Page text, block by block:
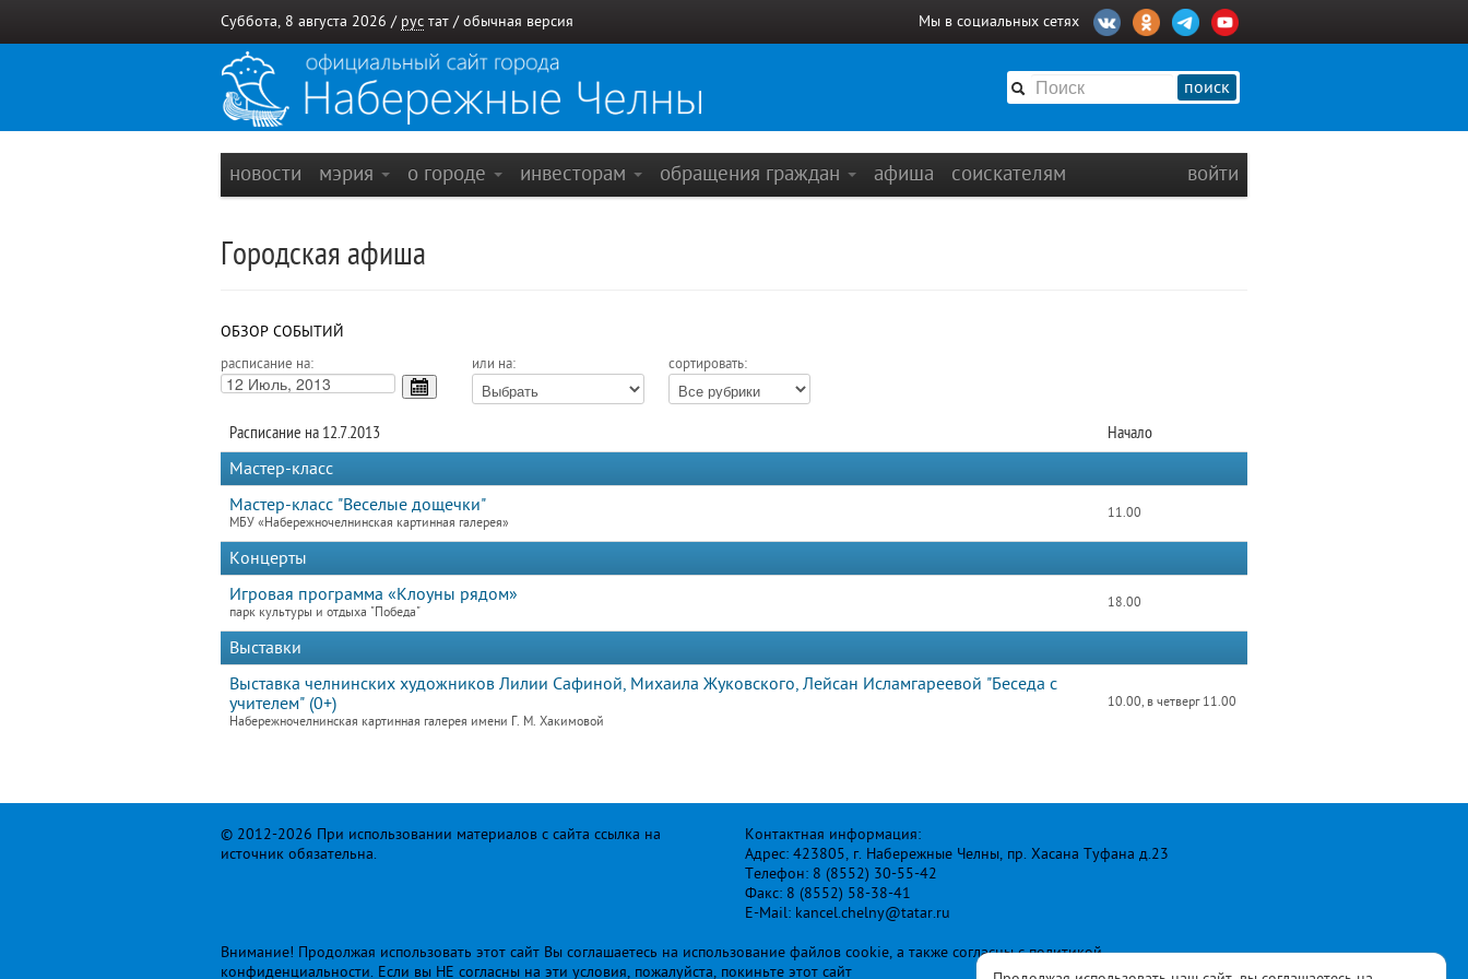
Суббота, 8 августа 2026 / рус тат / обычная версия Мы в социальных сетях
поиск
новости мэрия о городе инвесторам обращения граждан афиша соискателям войти
Городская афиша
ОБЗОР СОБЫТИЙ
расписание на: или на: сортировать:
Расписание на 12.7.2013
Начало
Мастер-класс
Мастер-класс "Веселые дощечки"
МБУ «Набережночелнинская картинная галерея»
11.00
Концерты
Игровая программа «Клоуны рядом»
парк культуры и отдыха "Победа"
18.00
Выставки
Выставка челнинских художников Лилии Сафиной, Михаила Жуковского, Лейсан Исламгареевой "Беседа с
учителем" (0+)
Набережночелнинская картинная галерея имени Г. М. Хакимовой
10.00, в четверг 11.00
© 2012-2026 При использовании материалов с сайта ссылка на
источник обязательна.
Контактная информация:
Адрес: 423805, г. Набережные Челны, пр. Хасана Туфана д.23
Телефон: 8 (8552) 30-55-42
Факс: 8 (8552) 58-38-41
E-Mail: kancel.chelny@tatar.ru
Внимание! Продолжая использовать этот сайт Вы соглашаетесь на использование файлов cookie, а также согласны сполитикой
конфиденциальности. Если вы НЕ согласны на эти условия, пожалуйста, покиньте этот сайт